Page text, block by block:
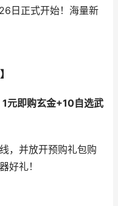
日正式开始！海量新
元即购玄金+10自选武
，并放开预购礼包购
好礼！